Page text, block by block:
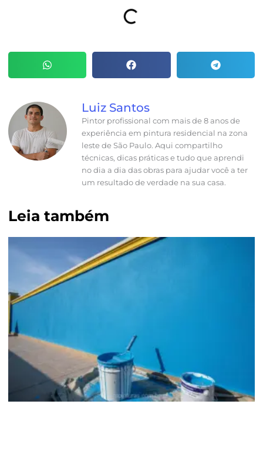
Luiz Santos
Pintor profissional com mais de 8 anos de
experiência em pintura residencial na zona
leste de São Paulo. Aqui compartilho
técnicas, dicas práticas e tudo que aprendi
no dia a dia das obras para ajudar você a ter
um resultado de verdade na sua casa.
Leia também